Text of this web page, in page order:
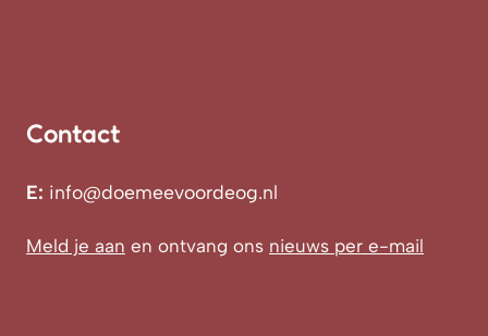
Contact
E: info@doemeevoordeog.nl
Meld je aan en ontvang ons nieuws per e-mail